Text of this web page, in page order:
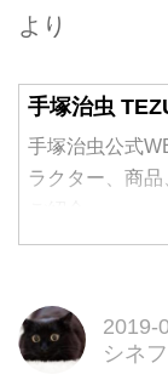
より
手塚治虫
手塚治虫公式
ラクター、商
2019-
シネ